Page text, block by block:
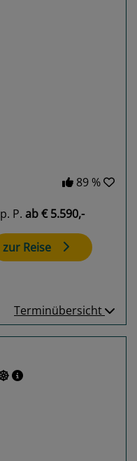
89 %
p. P. ab€ 5.590,-
zur Reise
Terminübersicht